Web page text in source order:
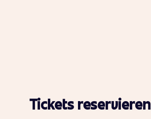
Tickets reservieren